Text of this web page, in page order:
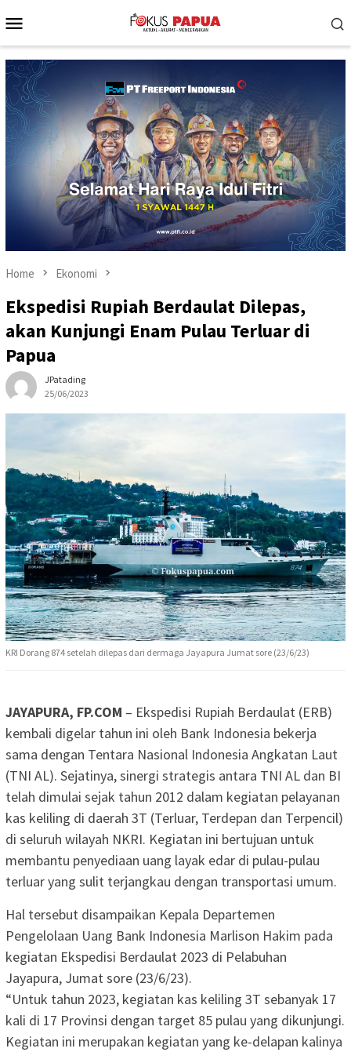
to
Menu
Home Ekonomi
Ekspedisi Rupiah Berdaulat Dilepas,
akan Kunjungi Enam Pulau Terluar di
Papua
JPatading
25/06/2023
KRI Dorang 874 setelah dilepas dari dermaga Jayapura Jumat sore (23/6/23)
JAYAPURA, FP.COM – Ekspedisi Rupiah Berdaulat (ERB)
kembali digelar tahun ini oleh Bank Indonesia bekerja
sama dengan Tentara Nasional Indonesia Angkatan Laut
(TNI AL). Sejatinya, sinergi strategis antara TNI AL dan BI
telah dimulai sejak tahun 2012 dalam kegiatan pelayanan
kas keliling di daerah 3T (Terluar, Terdepan dan Terpencil)
di seluruh wilayah NKRI. Kegiatan ini bertujuan untuk
membantu penyediaan uang layak edar di pulau-pulau
terluar yang sulit terjangkau dengan transportasi umum.
Hal tersebut disampaikan Kepala Departemen
Pengelolaan Uang Bank Indonesia Marlison Hakim pada
kegiatan Ekspedisi Berdaulat 2023 di Pelabuhan
Jayapura, Jumat sore (23/6/23).
“Untuk tahun 2023, kegiatan kas keliling 3T sebanyak 17
kali di 17 Provinsi dengan target 85 pulau yang dikunjungi.
Kegiatan ini merupakan kegiatan yang ke-delapan kalinya